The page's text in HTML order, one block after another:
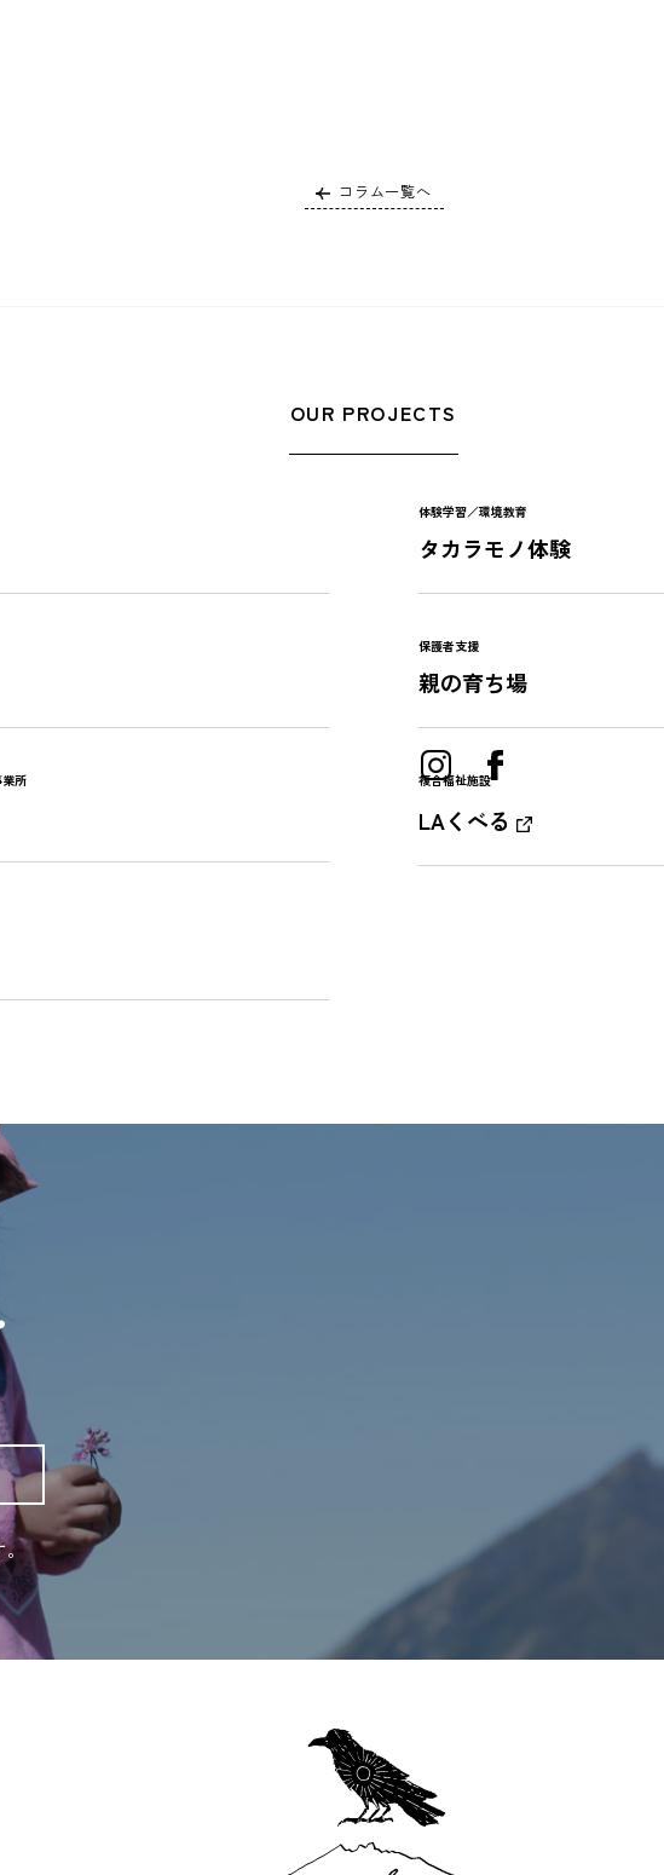
コラム一覧へ
OUR PROJECTS
所
体験学習／環境教育
タカラモノ体験
保護者支援
親の育ち場
複合福祉施設
LAくべる
。